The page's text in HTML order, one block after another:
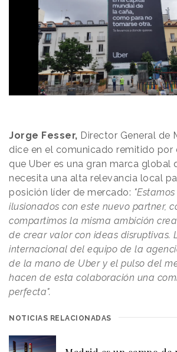
Jorge Fesser, Director General de
dice en el comunicado remitido por
que Uber es una gran marca global
necesita una alta relevancia local
posición líder de mercado:
ilusionados con este nuevo partner,
compartimos la misma ambición
de crear valor con ideas disruptivas.
internacional del equipo de la
de la mano de Uber y el pulso del
hacen de esta colaboración una
perfecta".
NOTICIAS RELACIONADAS